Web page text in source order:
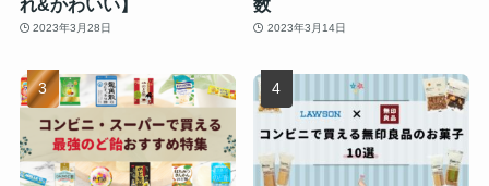
2023年3月28日 2023年3月14日